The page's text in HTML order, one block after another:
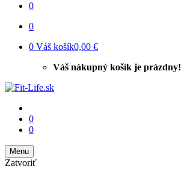
0
0
0 Váš košík0,00 €
Váš nákupný košík je prázdny!
0
0
Menu
Zatvoriť